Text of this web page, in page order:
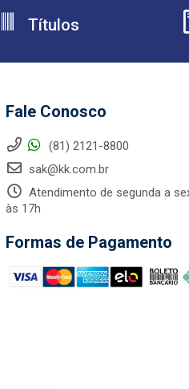
Títulos
Fale Conosco
(81) 2121-8800
sak@kk.com.br
Atendimento de segunda a
às 17h
Formas de Pagamento